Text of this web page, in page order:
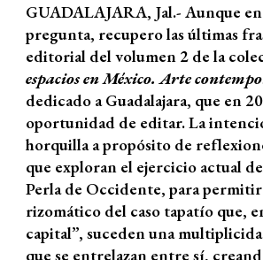
GUADALAJARA, Jal.- Aunque
pregunta, recupero las últimas
editorial del volumen 2 de la
espacios en México. Arte
dedicado a Guadalajara, que en
oportunidad de editar. La
horquilla a propósito de
que exploran el ejercicio actual
Perla de Occidente, para
rizomático del caso tapatío que,
capital”, suceden una
que se entrelazan entre sí,